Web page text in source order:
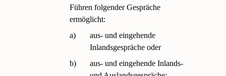
Führen folgender Gespräche
ermöglicht:
a)
aus- und eingehende
Inlandsgespräche oder
b)
aus- und eingehende Inlands-